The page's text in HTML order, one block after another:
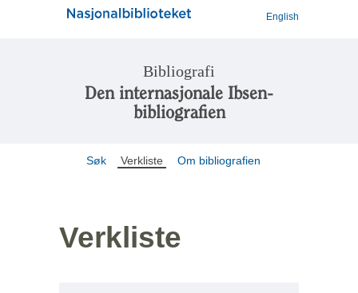
English
Bibliografi
Den internasjonale Ibsen-
bibliografien
Søk Verkliste Om bibliografien
Verkliste